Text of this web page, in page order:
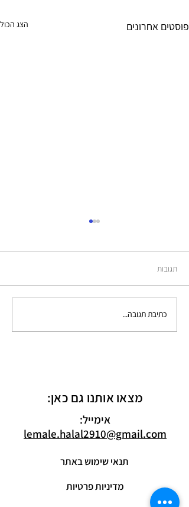
פוסטים אחרונים הצג הכול
תגובות
כתיבת תגובה...
מצאו אותנו גם כאן:
אימייל:
lemale.halal2910@gmail.com
תנאי שימוש באתר
מדיניות פרטיות